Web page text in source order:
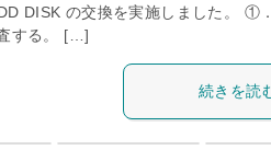
DISK の交換を実施しました。 ①
する。 […]
続きを読